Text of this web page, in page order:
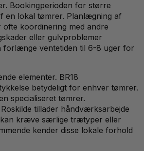
Bookingperioden for større
en lokal tømrer. Planlægning af
koordinering med andre
eller gulvproblemer
forlænge ventetiden til 6-8 uger for
elementer. BR18
betydeligt for enhver tømrer.
specialiseret tømrer.
tillader håndværksarbejde
kan kræve særlige trætyper eller
kender disse lokale forhold